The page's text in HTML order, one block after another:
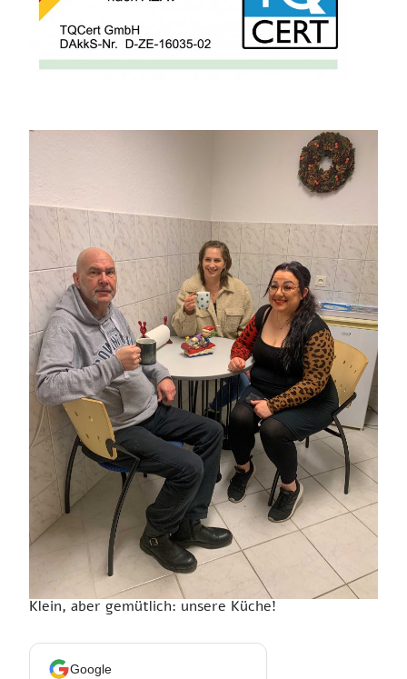
Klein, aber gemütlich: unsere Küche!
Google